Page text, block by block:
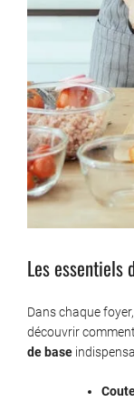
Les essentiels
Dans chaque
découvrir
de base